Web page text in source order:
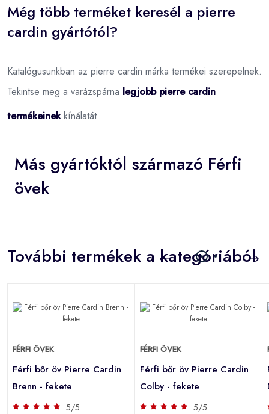
Még több terméket keresél a pierre
cardin gyártótól?
Katalógusunkban az pierre cardin márka termékei szerepelnek.
Tekintse meg a varázspárna legjobb pierre cardin
termékeinekkínálatát.
Más gyártóktól származó Férfi
övek
További termékek a kategóriából
FÉRFI ÖVEK
Férfi bőr öv Pierre Cardin
Brenn - fekete
5/5
FÉRFI ÖVEK
Férfi bőr öv Pierre Cardin
Colby - fekete
5/5